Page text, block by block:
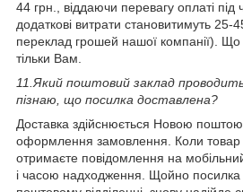
44 грн., віддаючи перевагу оплаті під
додаткові витрати становитимуть 25-
переклад грошей нашої компанії). Що
тільки Вам.
11. Який поштовий заклад
пізнаю, що посилка доставлена?
Доставка здійснюється Новою
оформлення замовлення. Коли товар
отримаєте повідомлення на
і часою надходження. Щойно посилка